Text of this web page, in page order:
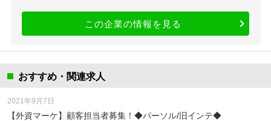
この企業の情報を見る
おすすめ・関連求人
【外資マーケ】顧客担当者募集！◆パーソル/旧インテ◆
2021年9月7日